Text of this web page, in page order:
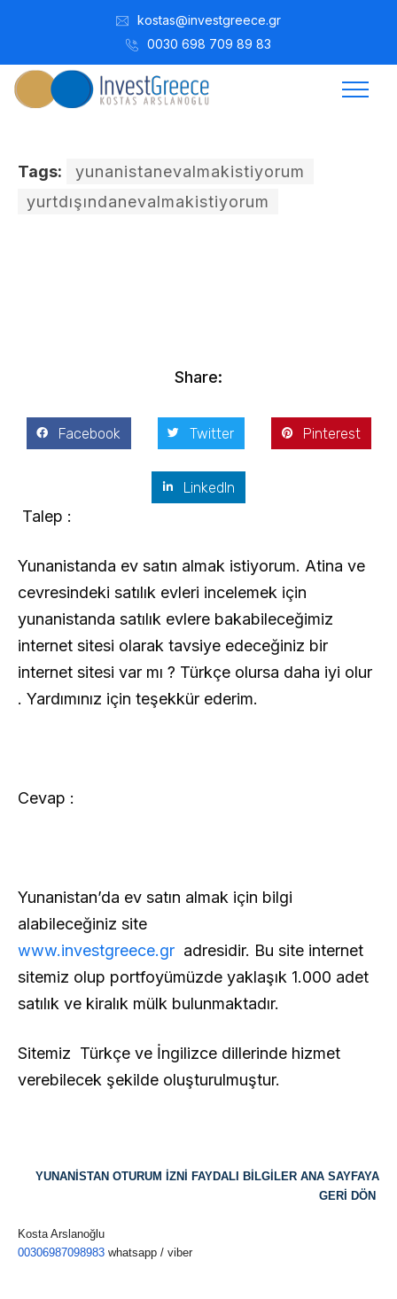
kostas@investgreece.gr
0030 698 709 89 83
Tags:
yunanistanevalmakistiyorum
yurtdışındanevalmakistiyorum
Share:
Facebook Twitter Pinterest
LinkedIn
Talep :
Yunanistanda ev satın almak istiyorum. Atina ve
cevresindeki satılık evleri incelemek için
yunanistanda satılık evlere bakabileceğimiz
internet sitesi olarak tavsiye edeceğiniz bir
internet sitesi var mı ? Türkçe olursa daha iyi olur
. Yardımınız için teşekkür ederim.
Cevap :
Yunanistan’da ev satın almak için bilgi
alabileceğiniz site
www.investgreece.gr adresidir. Bu site internet
sitemiz olup portfoyümüzde yaklaşık 1.000 adet
satılık ve kiralık mülk bulunmaktadır.
Sitemiz Türkçe ve İngilizce dillerinde hizmet
verebilecek şekilde oluşturulmuştur.
YUNANİSTAN OTURUM İZNİ FAYDALI BİLGİLER ANA SAYFAYA
GERİ DÖN
Kosta Arslanoğlu
00306987098983 whatsapp / viber